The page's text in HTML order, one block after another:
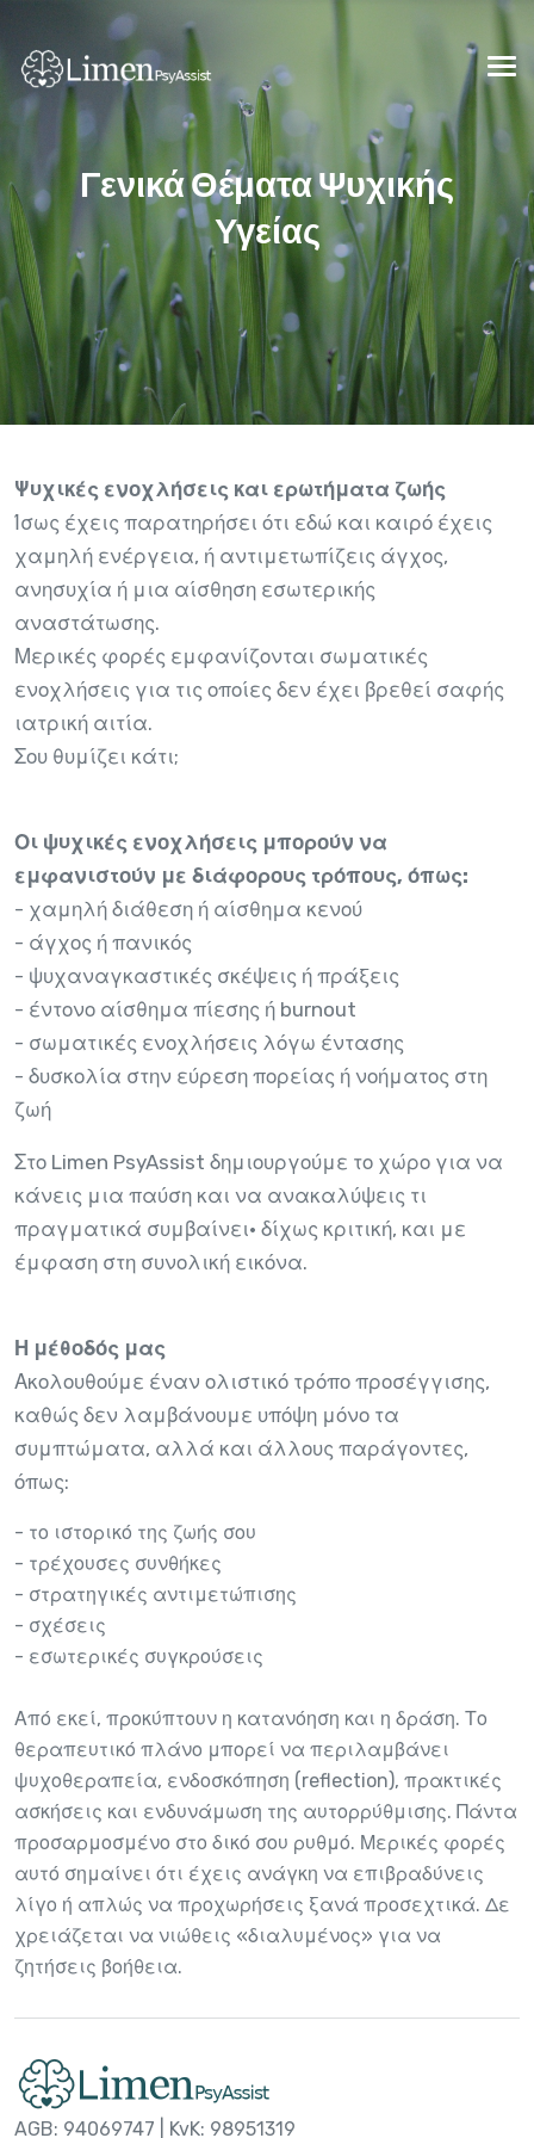
Γενικά Θέματα Ψυχικής
Υγείας
Ψυχικές ενοχλήσεις και ερωτήματα ζωής
Ίσως έχεις παρατηρήσει ότι εδώ και καιρό έχεις
χαμηλή ενέργεια, ή αντιμετωπίζεις άγχος,
ανησυχία ή μια αίσθηση εσωτερικής
αναστάτωσης.
Μερικές φορές εμφανίζονται σωματικές
ενοχλήσεις για τις οποίες δεν έχει βρεθεί σαφής
ιατρική αιτία.
Σου θυμίζει κάτι;
Οι ψυχικές ενοχλήσεις μπορούν να
εμφανιστούν με διάφορους τρόπους, όπως:
- χαμηλή διάθεση ή αίσθημα κενού
- άγχος ή πανικός
- ψυχαναγκαστικές σκέψεις ή πράξεις
- έντονο αίσθημα πίεσης ή burnout
- σωματικές ενοχλήσεις λόγω έντασης
- δυσκολία στην εύρεση πορείας ή νοήματος στη
ζωή
Στο Limen PsyAssist δημιουργούμε το χώρο για να
κάνεις μια παύση και να ανακαλύψεις τι
πραγματικά συμβαίνει· δίχως κριτική, και με
έμφαση στη συνολική εικόνα.
Η μέθοδός μας
Ακολουθούμε έναν ολιστικό τρόπο προσέγγισης,
καθώς δεν λαμβάνουμε υπόψη μόνο τα
συμπτώματα, αλλά και άλλους παράγοντες,
όπως:
- το ιστορικό της ζωής σου
- τρέχουσες συνθήκες
- στρατηγικές αντιμετώπισης
- σχέσεις
- εσωτερικές συγκρούσεις
Από εκεί, προκύπτουν η κατανόηση και η δράση. Το
θεραπευτικό πλάνο μπορεί να περιλαμβάνει
ψυχοθεραπεία, ενδοσκόπηση (reflection), πρακτικές
ασκήσεις και ενδυνάμωση της αυτορρύθμισης. Πάντα
προσαρμοσμένο στο δικό σου ρυθμό. Μερικές φορές
αυτό σημαίνει ότι έχεις ανάγκη να επιβραδύνεις
λίγο ή απλώς να προχωρήσεις ξανά προσεχτικά. Δε
χρειάζεται να νιώθεις «διαλυμένος» για να
ζητήσεις βοήθεια.
AGB: 94069747 | KvK: 98951319